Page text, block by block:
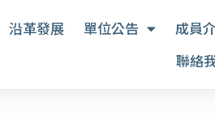
沿革發展 單位公告 成員
聯絡